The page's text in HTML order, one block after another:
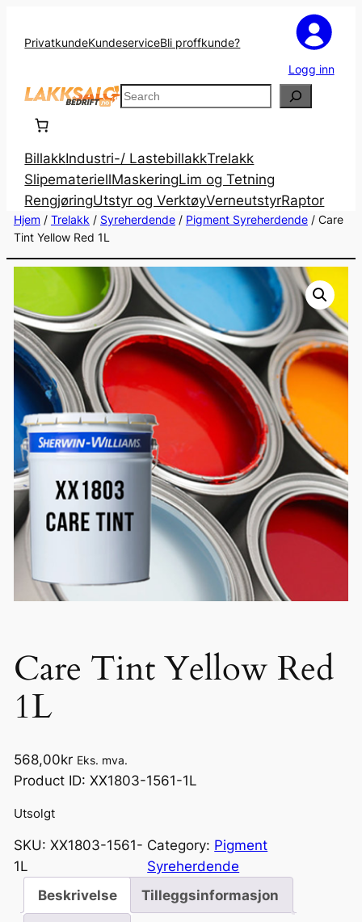
PrivatkundeKundeserviceBli proffkunde?
Logg inn
Search
BillakkIndustri-/ LastebillakkTrelakk
SlipemateriellMaskeringLim og Tetning
RengjøringUtstyr og VerktøyVerneutstyrRaptor
Hjem/ Trelakk / Syreherdende/ Pigment Syreherdende/ Care
Tint Yellow Red 1L
Care Tint Yellow Red
1L
568,00kr Eks. mva.
Product ID: XX1803-1561-1L
Utsolgt
SKU: XX1803-1561-
1L
Category: Pigment
Syreherdende
Beskrivelse
Tilleggsinformasjon